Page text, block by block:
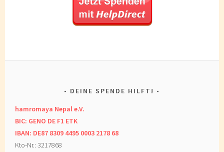
DEINE SPENDE HILFT!
hamromaya Nepal e.V.
BIC: GENO DE F1 ETK
IBAN: DE87 8309 4495 0003 2178 68
Kto-Nr.: 3217868